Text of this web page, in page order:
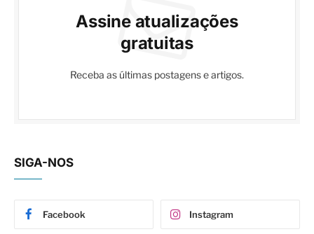
Assine atualizações
gratuitas
Receba as últimas postagens e artigos.
SIGA-NOS
Facebook Instagram